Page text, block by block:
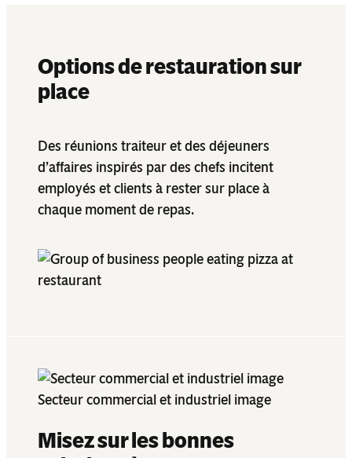
Options de restauration sur
place
Des réunions traiteur et des déjeuners
d’affaires inspirés par des chefs incitent
employés et clients à rester sur place à
chaque moment de repas.
Secteur commercial et industriel image
Misez sur les bonnes